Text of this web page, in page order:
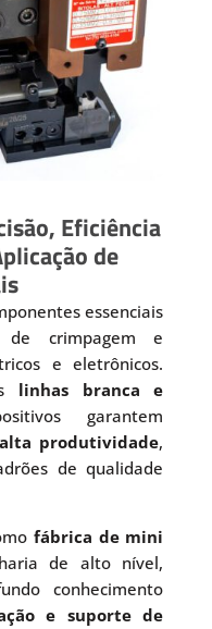
Eficiência
de
essenciais
de crimpagem e
e eletrônicos.
linhas branca e
garantem
produtividade,
de qualidade
fábrica de mini
de alto nível,
conhecimento
e suporte de